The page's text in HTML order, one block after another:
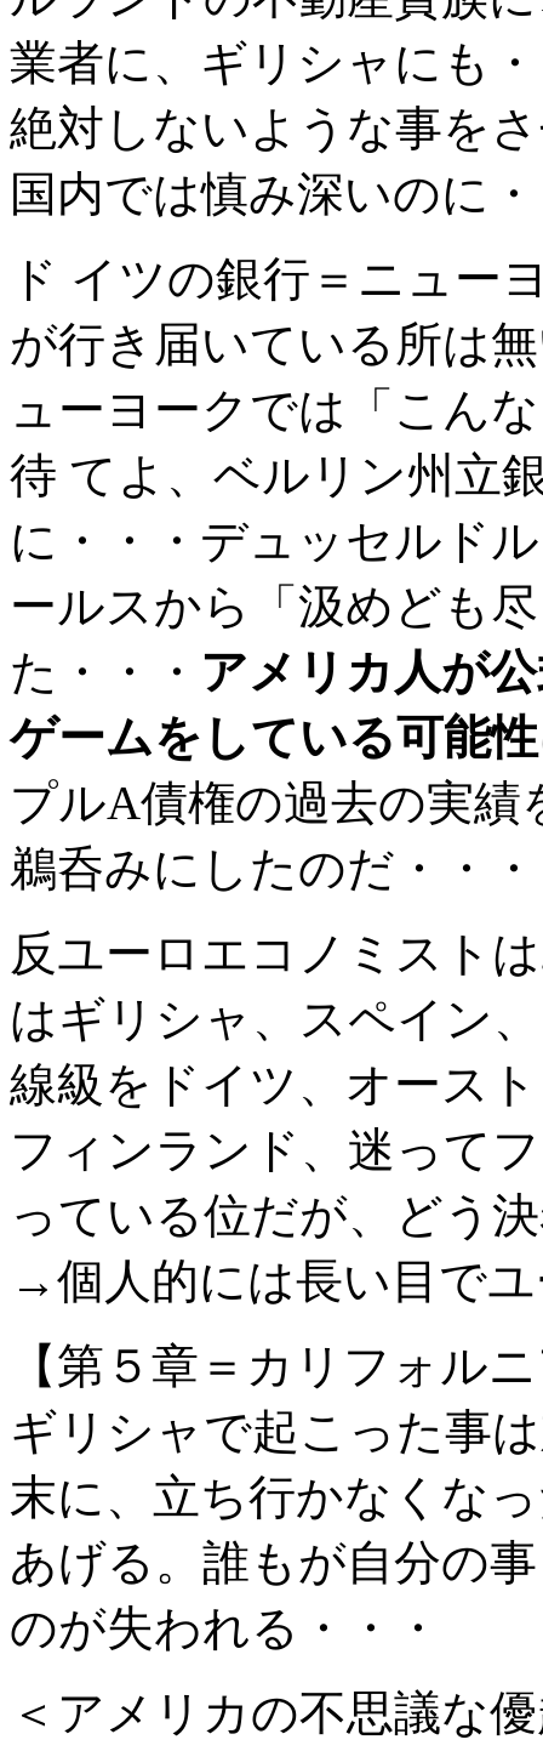
業者に、ギリシャにも
絶対しないような事を
国内では慎み深いのに
ド イツの銀行＝ニュー
が行き届いている所は
ューヨークでは「こん
待 てよ、ベルリン州立
に・・・デュッセルド
ールスから「汲めども
た・・・ アメリカ人が
ゲームをしている可能性
プルA債権の過去の実
鵜呑みにしたのだ・・・
反ユーロエコノミスト
はギリシャ、スペイン
線級をドイツ、オース
フィンランド、迷って
っている位だが、どう
→個人的には長い目で
【第５章＝カリフォル
ギリシャで起こった事
末に、立ち行かなくな
あげる。誰もが自分の
のが失われる・・・
＜アメリカの不思議な